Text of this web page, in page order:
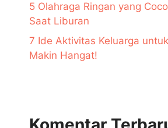
5 Olahraga Ringan yang
Saat Liburan
7 Ide Aktivitas Keluarga
Makin Hangat!